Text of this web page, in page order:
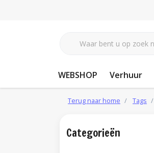
WEBSHOP Verhuur
Terug naar home Tags
Categorieën